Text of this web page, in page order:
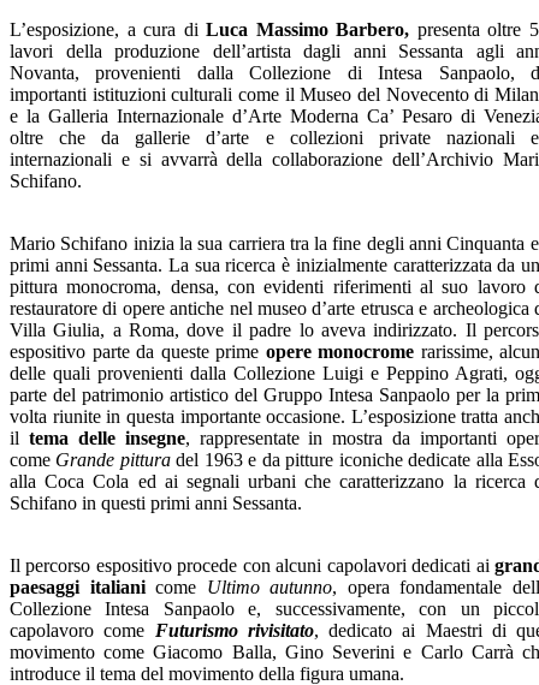
L’esposizione, a cura diLuca Massimo Barbero, presenta oltre
lavori della produzione dell’artista dagli anni Sessanta agli
Novanta, provenienti dalla Collezione di Intesa Sanpaolo,
importanti istituzioni culturali come il Museo del Novecento di
e la Galleria Internazionale d’Arte Moderna Ca’ Pesaro di
oltre che da gallerie d’arte e collezioni private nazionali
internazionali e si avvarrà della collaborazione dell’Archivio
Schifano.
Mario Schifano inizia la sua carriera tra la fine degli anni Cinquanta
primi anni Sessanta. La sua ricerca è inizialmente caratterizzata da
pittura monocroma, densa, con evidenti riferimenti al suo lavoro
restauratore di opere antiche nel museo d’arte etrusca e archeologica
Villa Giulia, a Roma, dove il padre lo aveva indirizzato. Il
espositivo parte da queste prime opere monocrome rarissime,
delle quali provenienti dalla Collezione Luigi e Peppino Agrati,
parte del patrimonio artistico del Gruppo Intesa Sanpaolo per la
volta riunite in questa importante occasione. L’esposizione tratta
il tema delle insegne, rappresentate in mostra da importanti
come Grande pitturadel 1963 e da pitture iconiche dedicate alla
alla Coca Cola ed ai segnali urbani che caratterizzano la ricerca
Schifano in questi primi anni Sessanta.
Il percorso espositivo procede con alcuni capolavori dedicati ai
paesaggi italianicome Ultimo autunno, opera fondamentale
Collezione Intesa Sanpaolo e, successivamente, con un
capolavoro come Futurismo rivisitato, dedicato ai Maestri di
movimento come Giacomo Balla, Gino Severini e Carlo Carrà
introduce il tema del movimento della figura umana.